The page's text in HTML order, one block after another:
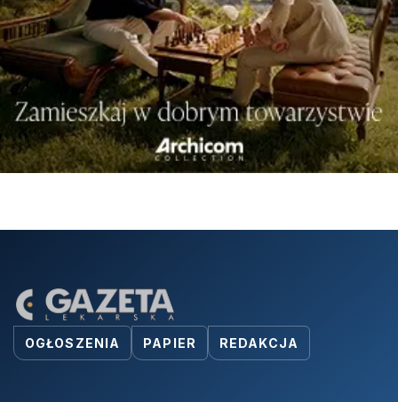
OGŁOSZENIA PAPIER REDAKCJA